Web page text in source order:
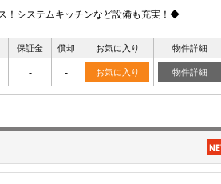
！システムキッチンなど設備も充実！◆
保証金 償却 お気に入り 物件詳細
- - お気に入り 物件詳細